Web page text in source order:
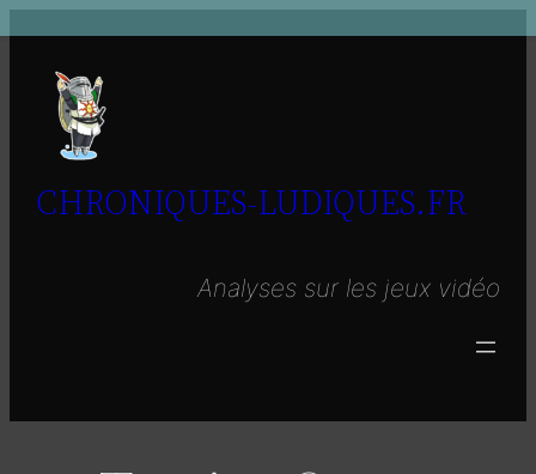
Aller
contenu
CHRONIQUES-LUDIQUES.FR
Analyses sur les jeux vidéo